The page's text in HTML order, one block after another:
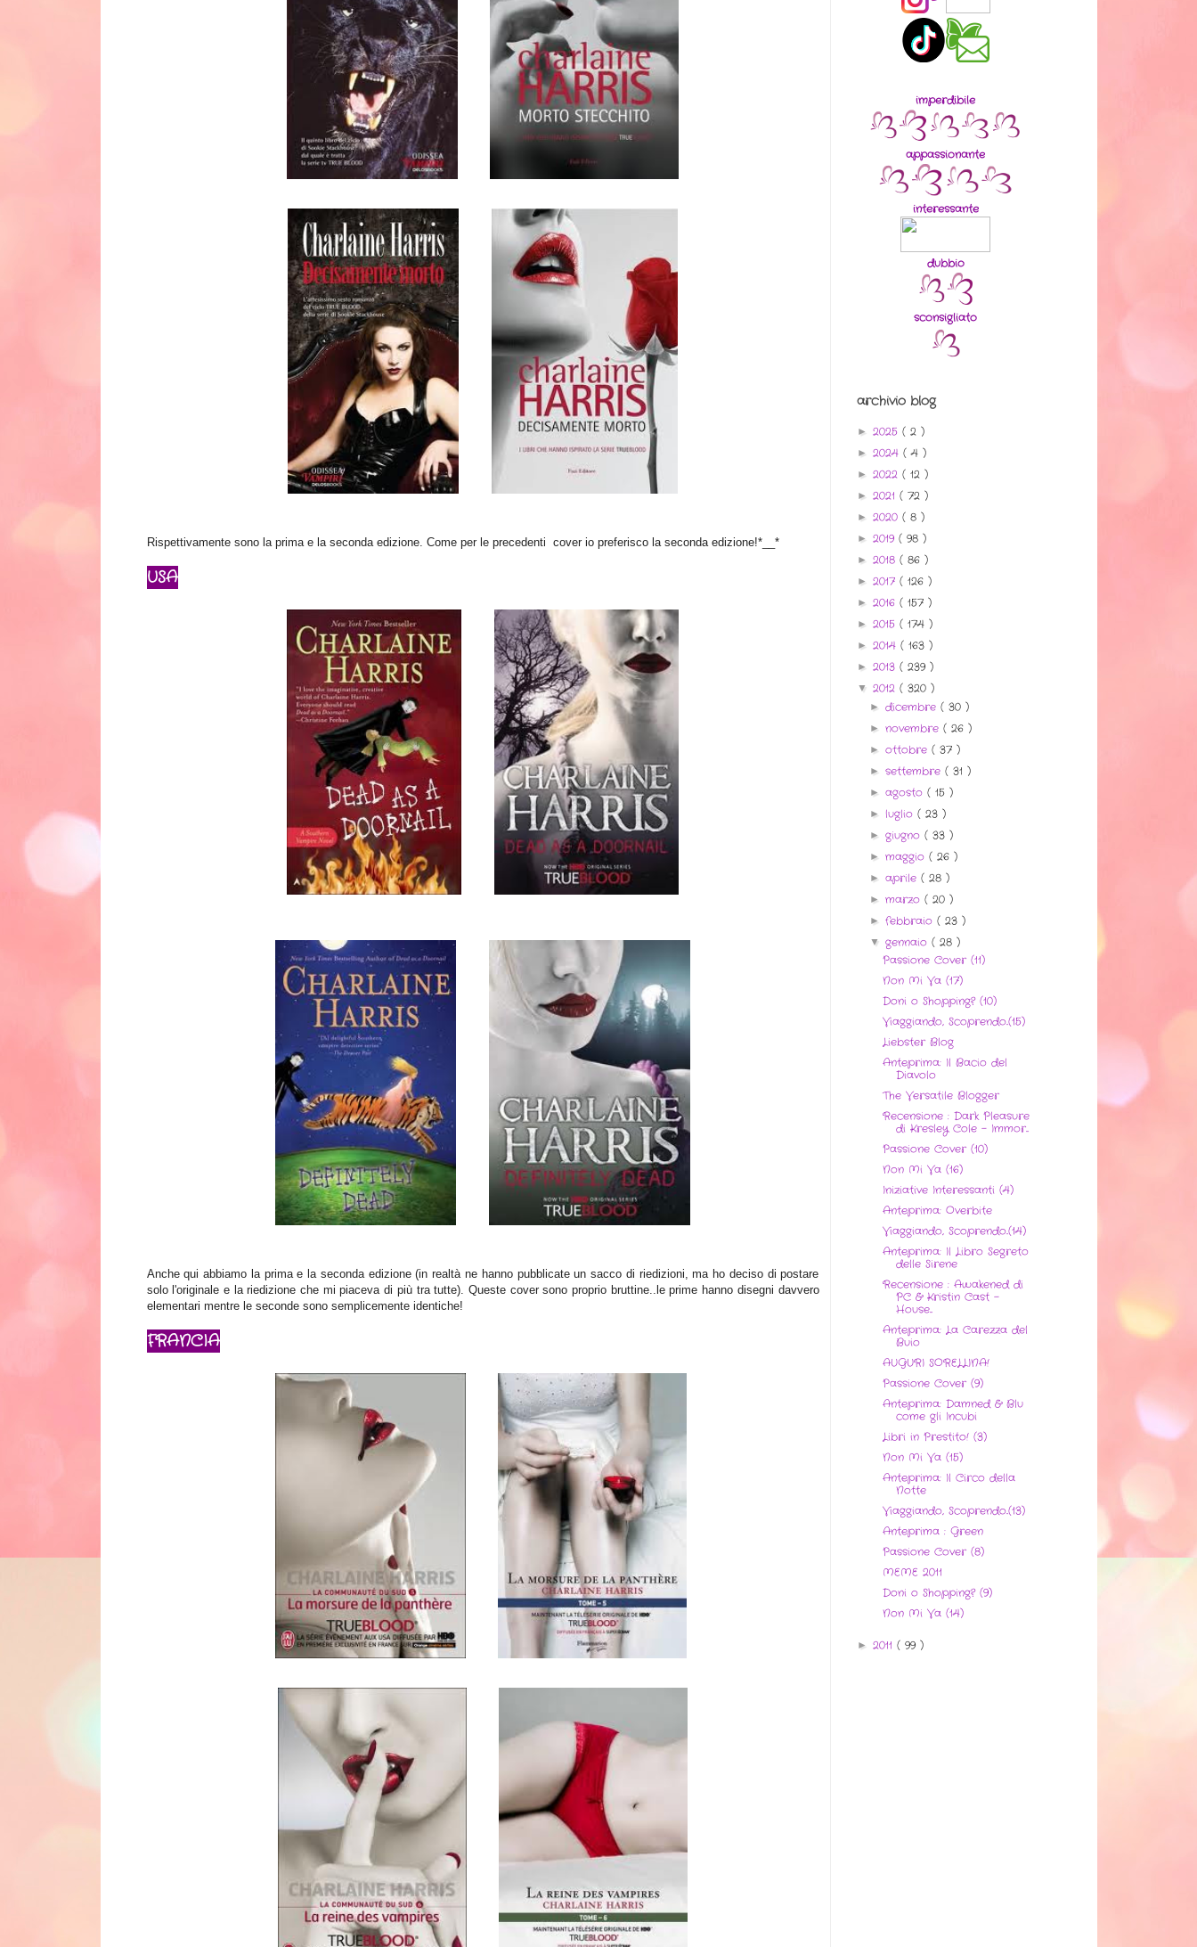
Rispettivamente sono la prima e la seconda edizione. Come per le precedenti cover io preferisco la seconda edizione!*__*
USA
Anche qui abbiamo la prima e la seconda edizione (in realtà ne hanno pubblicate un sacco di riedizioni, ma ho deciso di postare
solo l'originale e la riedizione che mi piaceva di più tra tutte). Queste cover sono proprio bruttine..le prime hanno disegni davvero
elementari mentre le seconde sono semplicemente identiche!
FRANCIA
imperdibile
appassionante
interessante
dubbio
sconsigliato
archivio blog
► 2025 ( 2 )
► 2024 ( 4 )
► 2022 ( 12 )
► 2021 ( 72 )
► 2020 ( 8 )
► 2019 ( 98 )
► 2018 ( 86 )
► 2017 ( 126 )
► 2016 ( 157 )
► 2015 ( 174 )
► 2014 ( 163 )
► 2013 ( 239 )
▼ 2012 ( 320 )
► dicembre ( 30 )
► novembre ( 26 )
► ottobre ( 37 )
► settembre ( 31 )
► agosto ( 15 )
► luglio ( 23 )
► giugno ( 33 )
► maggio ( 26 )
► aprile ( 28 )
► marzo ( 20 )
► febbraio ( 23 )
▼ gennaio ( 28 )
Passione Cover (11)
Non Mi Va (17)
Doni o Shopping? (10)
Viaggiando, Scoprendo..(15)
Liebster Blog
Anteprima: Il Bacio del
Diavolo
The Versatile Blogger
Recensione : Dark Pleasure
di Kresley Cole - Immor...
Passione Cover (10)
Non Mi Va (16)
Iniziative Interessanti (4)
Anteprima: Overbite
Viaggiando, Scoprendo..(14)
Anteprima: Il Libro Segreto
delle Sirene
Recensione : Awakened di
PC & Kristin Cast -
House...
Anteprima: La Carezza del
Buio
AUGURI SORELLINA!
Passione Cover (9)
Anteprima: Damned & Blu
come gli Incubi
Libri in Prestito! (3)
Non Mi Va (15)
Anteprima: Il Circo della
Notte
Viaggiando, Scoprendo..(13)
Anteprima : Green
Passione Cover (8)
MEME 2011
Doni o Shopping? (9)
Non Mi Va (14)
► 2011 ( 99 )